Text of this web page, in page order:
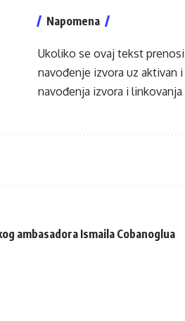
Napomena
Ukoliko se ovaj tekst
navođenje izvora uz aktivan
navođenja izvora i
ambasadora Ismaila Cobanoglua